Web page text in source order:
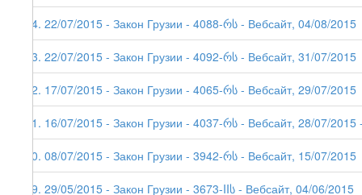
94. 22/07/2015 - Закон Грузии - 4088-რს - Вебсайт, 04/08/2015
93. 22/07/2015 - Закон Грузии - 4092-რს - Вебсайт, 31/07/2015
92. 17/07/2015 - Закон Грузии - 4065-რს - Вебсайт, 29/07/2015
91. 16/07/2015 - Закон Грузии - 4037-რს - Вебсайт, 28/07/
90. 08/07/2015 - Закон Грузии - 3942-რს - Вебсайт, 15/07/2015
89. 29/05/2015 - Закон Грузии - 3673-IIს - Вебсайт, 04/06/2015